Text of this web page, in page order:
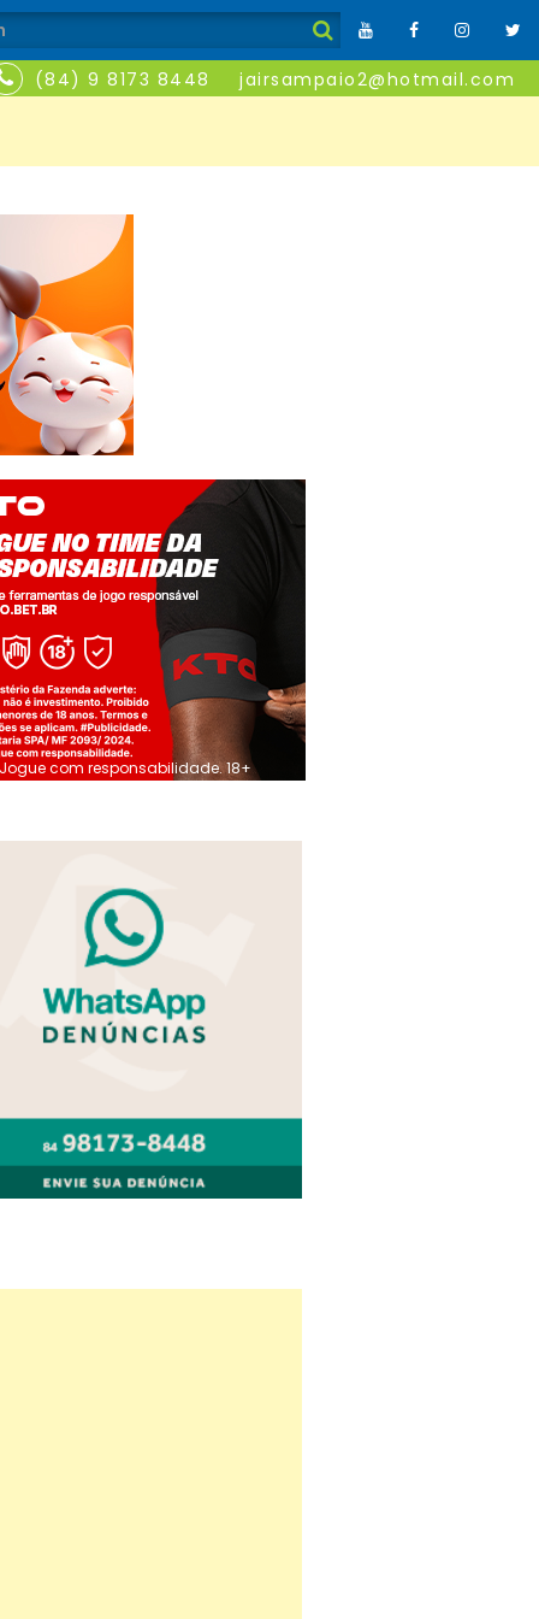
(84) 9 8173 8448 jairsampaio2@hotmail.com
Jogue com responsabilidade. 18+